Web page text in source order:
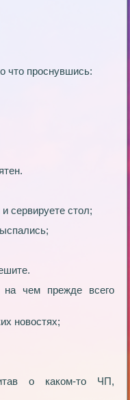
что проснувшись:
сервируете стол;
на чем прежде всего
новостях;
о каком-то ЧП,